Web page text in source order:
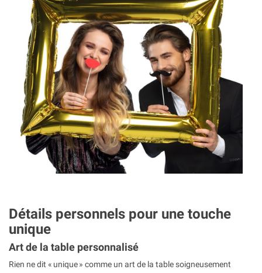
Détails personnels pour une touche
unique
Art de la table personnalisé
Rien ne dit « unique » comme un art de la table soigneusement